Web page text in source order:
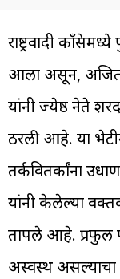
राष्ट्रवादी
आला असून, अजित
यांनी ज्येष्ठ नेते
ठरली आहे. या
तर्कवितर्कांना
यांनी केलेल्या
तापले आहे. प्रफुल
अस्वस्थ असल्याचा